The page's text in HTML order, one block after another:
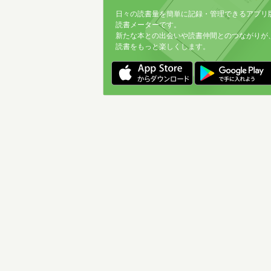
日々の読書量を簡単に記録・管理できるアプリ
読書メーターです。
新たな本との出会いや読書仲間とのつながりが
読書をもっと楽しくします。